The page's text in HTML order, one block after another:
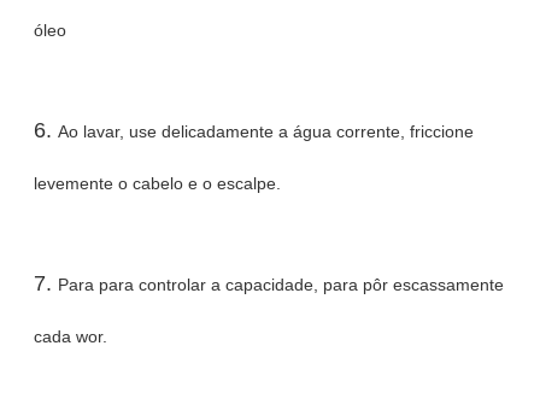
óleo
6. Ao lavar, use delicadamente a água corrente, friccione
levemente o cabelo e o escalpe.
7. Para para controlar a capacidade, para pôr escassamente
cada wor.